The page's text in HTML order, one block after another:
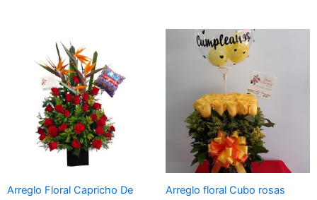
Arreglo Floral Capricho De
Arreglo floral Cubo rosas